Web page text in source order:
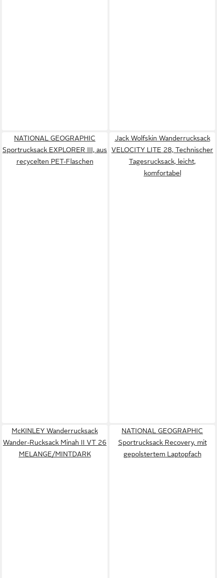
NATIONAL GEOGRAPHIC
Sportrucksack EXPLORER III, aus
recycelten PET-Flaschen
Jack Wolfskin Wanderrucksack
VELOCITY LITE 28, Technischer
Tagesrucksack, leicht,
komfortabel
McKINLEY Wanderrucksack
Wander-Rucksack Minah II VT 26
MELANGE/MINTDARK
NATIONAL GEOGRAPHIC
Sportrucksack Recovery, mit
gepolstertem Laptopfach